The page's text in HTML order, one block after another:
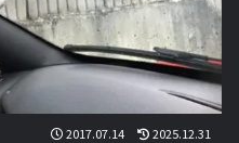
2017.07.14 2025.12.31